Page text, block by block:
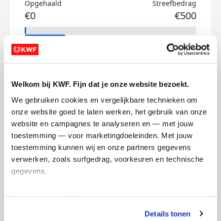
Welkom bij KWF. Fijn dat je onze website bezoekt.
We gebruiken cookies en vergelijkbare technieken om
onze website goed te laten werken, het gebruik van onze
website en campagnes te analyseren en — met jouw
toestemming — voor marketingdoeleinden. Met jouw
toestemming kunnen wij en onze partners gegevens
verwerken, zoals surfgedrag, voorkeuren en technische
gegevens.
tonen. Je kunt je toestemming op elk moment wijzigen of
Details tonen
Opgehaald
€0
Streefbedrag
€500
Doneer